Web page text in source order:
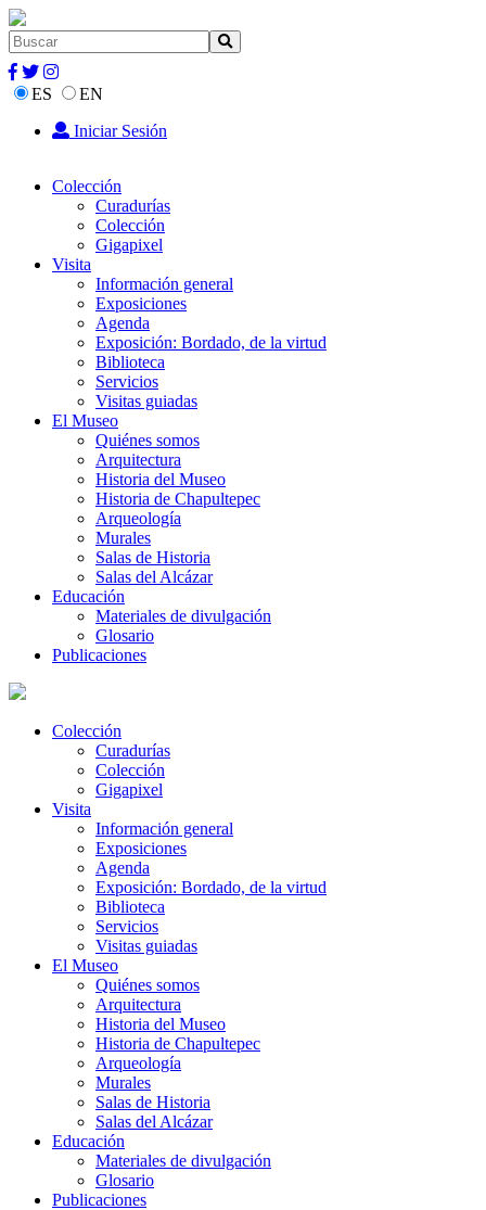
ES
EN
Iniciar Sesión
Colección
Curadurías
Colección
Gigapixel
Visita
Información general
Exposiciones
Agenda
Exposición: Bordado, de la virtud
Biblioteca
Servicios
Visitas guiadas
El Museo
Quiénes somos
Arquitectura
Historia del Museo
Historia de Chapultepec
Arqueología
Murales
Salas de Historia
Salas del Alcázar
Educación
Materiales de divulgación
Glosario
Publicaciones
Colección
Curadurías
Colección
Gigapixel
Visita
Información general
Exposiciones
Agenda
Exposición: Bordado, de la virtud
Biblioteca
Servicios
Visitas guiadas
El Museo
Quiénes somos
Arquitectura
Historia del Museo
Historia de Chapultepec
Arqueología
Murales
Salas de Historia
Salas del Alcázar
Educación
Materiales de divulgación
Glosario
Publicaciones